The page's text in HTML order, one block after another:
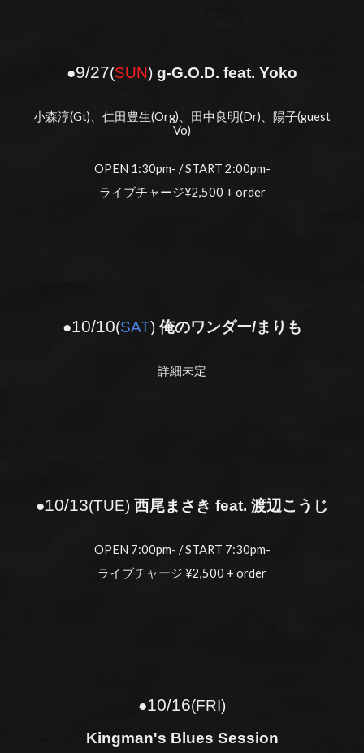
●9/27(SUN) g-G.O.D. feat. Yoko
小森淳(Gt)、仁田豊生(Org)、田中良明(Dr)、陽子(guest
Vo)
OPEN 1:30pm- / START 2:00pm-
ライブチャージ¥2,500 + order
●10/10(SAT) 俺のワンダー/まりも
詳細未定
●10/13(TUE) 西尾まさき feat. 渡辺こうじ
OPEN 7:00pm- / START 7:30pm-
ライブチャージ ¥2,500 + order
●10/16(FRI)
Kingman's Blues Session